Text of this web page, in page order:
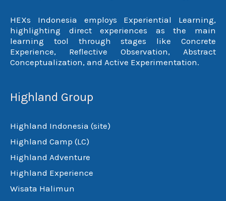
HEXs Indonesia employs Experiential Learning,
highlighting direct experiences as the main
learning tool through stages like Concrete
Experience, Reflective Observation, Abstract
Conceptualization, and Active Experimentation.
Highland Group
Highland Indonesia (site)
Highland Camp (LC)
Highland Adventure
Highland Experience
Wisata Halimun